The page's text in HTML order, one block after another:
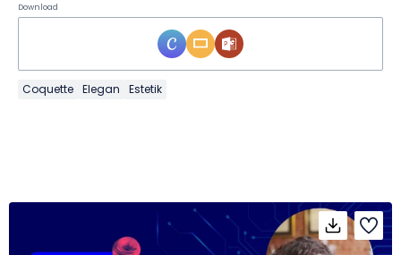
Download
Coquette Elegan Estetik